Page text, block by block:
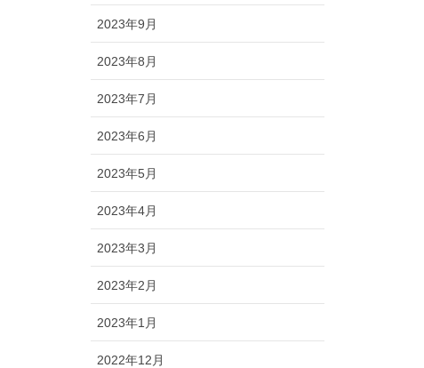
2023年9月
2023年8月
2023年7月
2023年6月
2023年5月
2023年4月
2023年3月
2023年2月
2023年1月
2022年12月